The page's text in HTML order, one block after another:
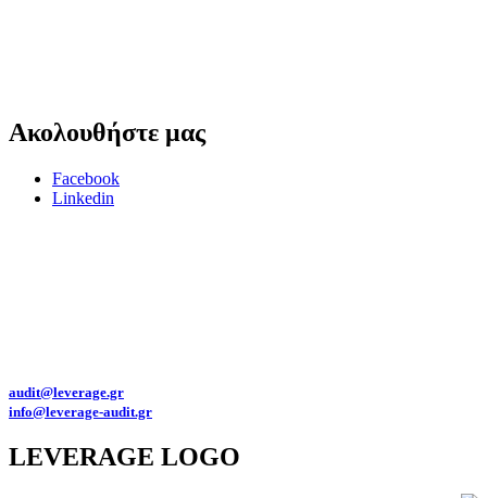
Ακολουθήστε μας
Facebook
Linkedin
audit@leverage.gr
info@leverage-audit.gr
LEVERAGE LOGO